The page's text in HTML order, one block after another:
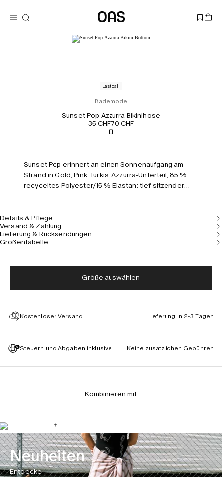
Last call
Bademode
Sunset Pop Azzurra Bikinihose
35 CHF70 CHF
Sunset Pop erinnert an einen Sonnenaufgang am
Strand in Gold, Pink, Türkis. Azzurra-Unterteil, 85 %
recyceltes Polyester/15 % Elastan: tief sitzender
Details & Pflege
Versand & Zahlung
Lieferung & Rücksendungen
Größentabelle
Größe auswählen
Kostenloser Versand Lieferung in 2-3 Tagen
Steuern und Abgaben inklusive Keine zusätzlichen Gebühren
Kombinieren mit
Neuheiten
Entdecke